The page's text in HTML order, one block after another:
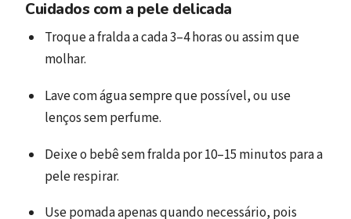
Cuidados com a pele delicada
Troque a fralda a cada 3–4 horas ou assim que
molhar.
Lave com água sempre que possível, ou use
lenços sem perfume.
Deixe o bebê sem fralda por 10–15 minutos para a
pele respirar.
Use pomada apenas quando necessário, pois